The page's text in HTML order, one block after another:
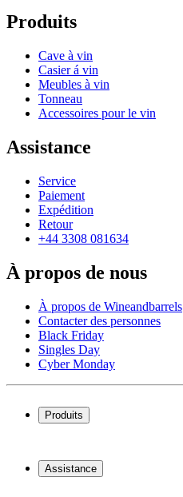
Produits
Cave à vin
Casier á vin
Meubles à vin
Tonneau
Accessoires pour le vin
Assistance
Service
Paiement
Expédition
Retour
+44 3308 081634
À propos de nous
À propos de Wineandbarrels
Contacter des personnes
Black Friday
Singles Day
Cyber Monday
Produits
Casier á vin
Meubles à vin
Assistance